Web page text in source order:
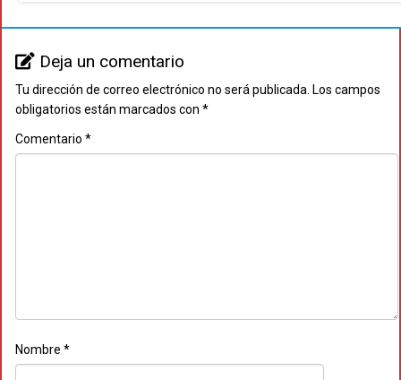
Deja un comentario
Tu dirección de correo electrónico no será publicada. Los campos
obligatorios están marcados con *
Comentario *
Nombre *